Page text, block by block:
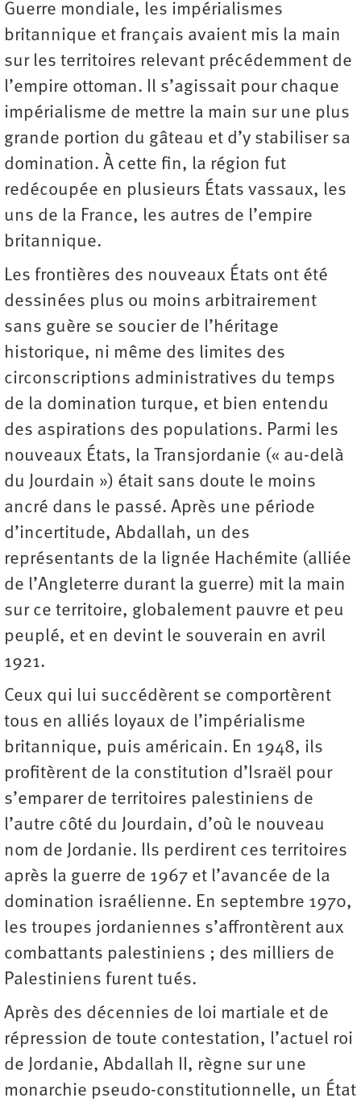
Guerre mondiale, les impérialismes
britannique et français avaient mis la main
sur les territoires relevant précédemment de
l’empire ottoman. Il s’agissait pour chaque
impérialisme de mettre la main sur une plus
grande portion du gâteau et d’y stabiliser sa
domination. À cette fin, la région fut
redécoupée en plusieurs États vassaux, les
uns de la France, les autres de l’empire
britannique.
Les frontières des nouveaux États ont été
dessinées plus ou moins arbitrairement
sans guère se soucier de l’héritage
historique, ni même des limites des
circonscriptions administratives du temps
de la domination turque, et bien entendu
des aspirations des populations. Parmi les
nouveaux États, la Transjordanie (« au-delà
du Jourdain ») était sans doute le moins
ancré dans le passé. Après une période
d’incertitude, Abdallah, un des
représentants de la lignée Hachémite (alliée
de l’Angleterre durant la guerre) mit la main
sur ce territoire, globalement pauvre et peu
peuplé, et en devint le souverain en avril
1921.
Ceux qui lui succédèrent se comportèrent
tous en alliés loyaux de l’impérialisme
britannique, puis américain. En 1948, ils
profitèrent de la constitution d’Israël pour
s’emparer de territoires palestiniens de
l’autre côté du Jourdain, d’où le nouveau
nom de Jordanie. Ils perdirent ces territoires
après la guerre de 1967 et l’avancée de la
domination israélienne. En septembre 1970,
les troupes jordaniennes s’affrontèrent aux
combattants palestiniens ; des milliers de
Palestiniens furent tués.
Après des décennies de loi martiale et de
répression de toute contestation, l’actuel roi
de Jordanie, Abdallah II, règne sur une
monarchie pseudo-constitutionnelle, un État